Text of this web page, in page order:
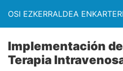
OSI EZKERRALDEA
Implementación
Terapia